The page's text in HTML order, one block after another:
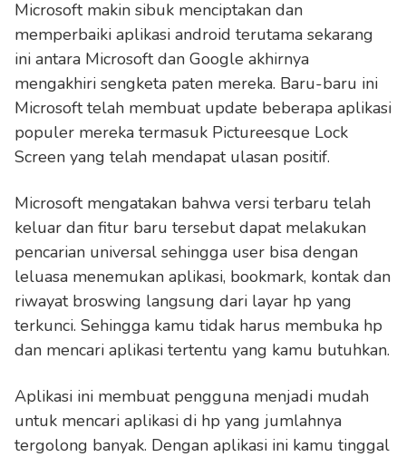
Microsoft makin sibuk menciptakan dan
memperbaiki aplikasi android terutama sekarang
ini antara Microsoft dan Google akhirnya
mengakhiri sengketa paten mereka. Baru-baru ini
Microsoft telah membuat update beberapa aplikasi
populer mereka termasuk Pictureesque Lock
Screen yang telah mendapat ulasan positif.
Microsoft mengatakan bahwa versi terbaru telah
keluar dan fitur baru tersebut dapat melakukan
pencarian universal sehingga user bisa dengan
leluasa menemukan aplikasi, bookmark, kontak dan
riwayat broswing langsung dari layar hp yang
terkunci. Sehingga kamu tidak harus membuka hp
dan mencari aplikasi tertentu yang kamu butuhkan.
Aplikasi ini membuat pengguna menjadi mudah
untuk mencari aplikasi di hp yang jumlahnya
tergolong banyak. Dengan aplikasi ini kamu tinggal